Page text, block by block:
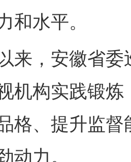
和水平。
，安徽省委
机构实践锻
格、提升监
动力。